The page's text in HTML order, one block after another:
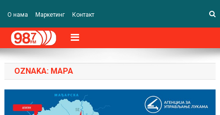
О нама Маркетинг Контакт
OZNAKA: MAPA